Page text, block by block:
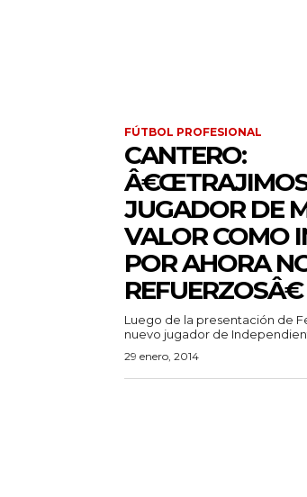
FÚTBOL PROFESIONAL
CANTERO:
JUGADOR DE
VALOR COMO
POR AHORA
REFUERZOSÂ€
Luego de la presentación de
nuevo jugador de
29 enero, 2014